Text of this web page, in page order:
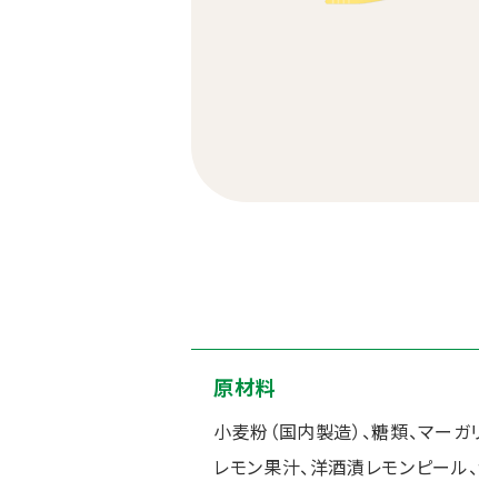
原材料
小麦粉（国内製造）、糖類、マー
レモン果汁、洋酒漬レモンピール